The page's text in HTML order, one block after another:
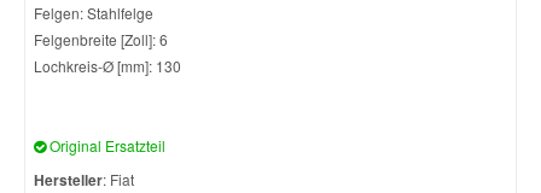
Felgen: Stahlfelge
Felgenbreite [Zoll]: 6
Lochkreis-Ø [mm]: 130
Original Ersatzteil
Hersteller: Fiat